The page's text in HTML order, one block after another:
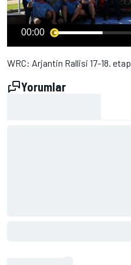
00:00
WRC: Arjantin Rallisi 17-18. etap
Yorumlar